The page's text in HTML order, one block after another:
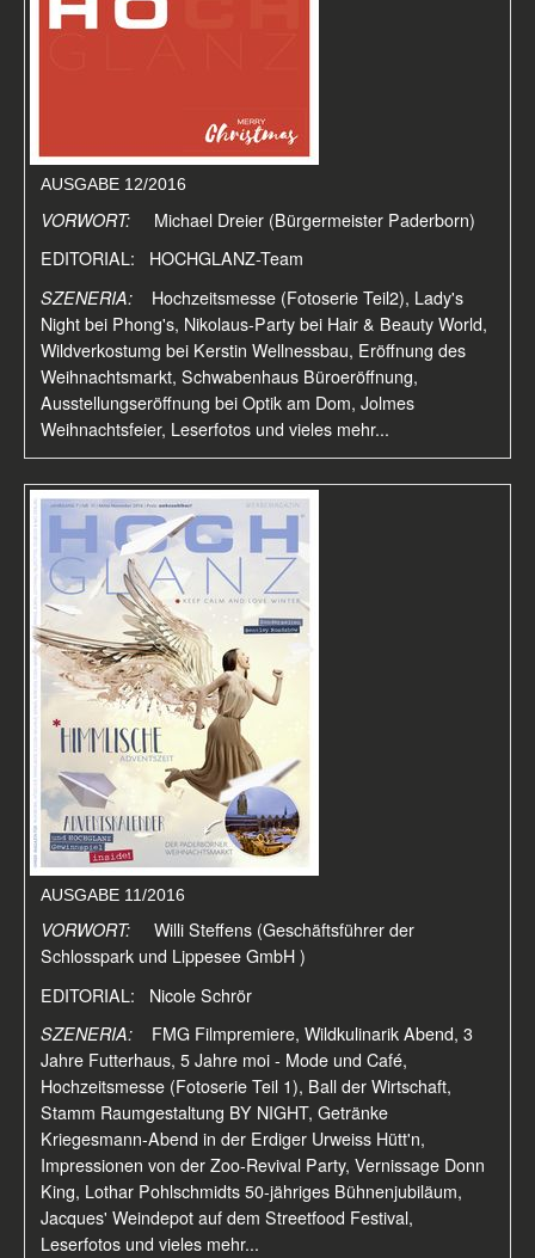
AUSGABE 12/2016
VORWORT:
Michael Dreier (Bürgermeister Paderborn)
EDITORIAL: HOCHGLANZ-Team
SZENERIA: Hochzeitsmesse (Fotoserie Teil2), Lady's
Night bei Phong's, Nikolaus-Party bei Hair & Beauty World,
Wildverkostumg bei Kerstin Wellnessbau, Eröffnung des
Weihnachtsmarkt, Schwabenhaus Büroeröffnung,
Ausstellungseröffnung bei Optik am Dom, Jolmes
Weihnachtsfeier, Leserfotos und vieles mehr...
AUSGABE 11/2016
VORWORT:
Willi Steffens (Geschäftsführer der
Schlosspark und Lippesee GmbH )
EDITORIAL: Nicole Schrör
SZENERIA: FMG Filmpremiere, Wildkulinarik Abend, 3
Jahre Futterhaus, 5 Jahre moi - Mode und Café,
Hochzeitsmesse (Fotoserie Teil 1), Ball der Wirtschaft,
Stamm Raumgestaltung BY NIGHT, Getränke
Kriegesmann-Abend in der Erdiger Urweiss Hütt'n,
Impressionen von der Zoo-Revival Party, Vernissage Donn
King, Lothar Pohlschmidts 50-jähriges Bühnenjubiläum,
Jacques' Weindepot auf dem Streetfood Festival,
Leserfotos und vieles mehr...